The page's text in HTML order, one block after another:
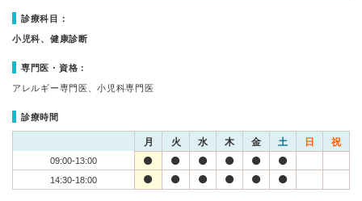
診療科目：
小児科、健康診断
専門医・資格：
アレルギー専門医、小児科専門医
診療時間
月 火 水 木 金 土 日 祝
09:00-13:00
14:30-18:00